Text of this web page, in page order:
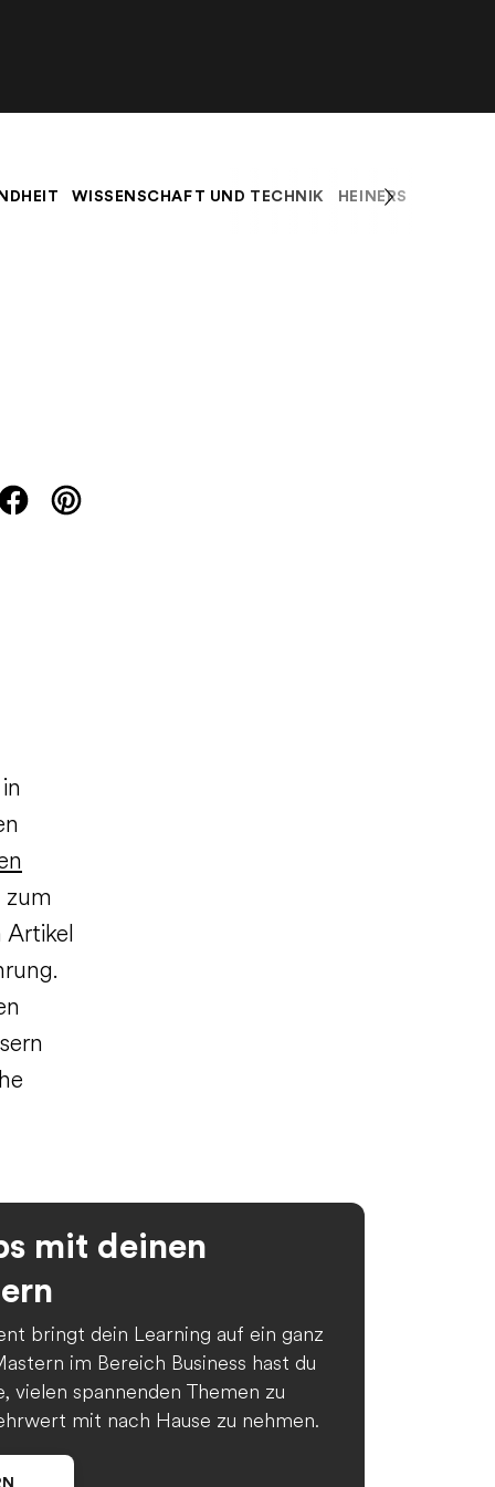
WISSENSCHAFT UND TECHNIK HEINERS BLOG
Artikel
mit deinen
bringt dein Learning auf ein ganz
im Bereich Business hast du
vielen spannenden Themen zu
mit nach Hause zu nehmen.